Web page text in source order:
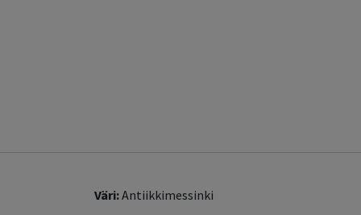
Väri:Antiikkimessinki